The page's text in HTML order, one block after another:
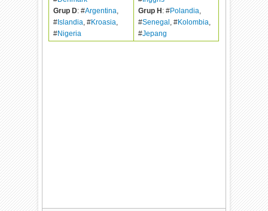
Grup D: #Argentina,
# Islandia, #Kroasia,
#Nigeria
Grup H : #Polandia,
#Senegal , #Kolombia,
#Jepang